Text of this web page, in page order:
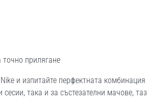
прилягане
и изпитайте перфектната комбинация
така и за състезателни мачове,